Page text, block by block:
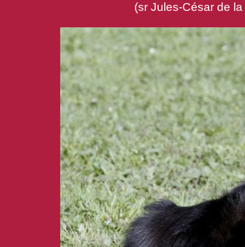
(sr Jules-César de la Foret